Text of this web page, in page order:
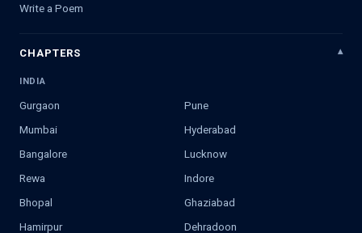
Write a Poem
CHAPTERS
INDIA
Gurgaon
Pune
Mumbai
Hyderabad
Bangalore
Lucknow
Rewa
Indore
Bhopal
Ghaziabad
Hamirpur
Dehradoon